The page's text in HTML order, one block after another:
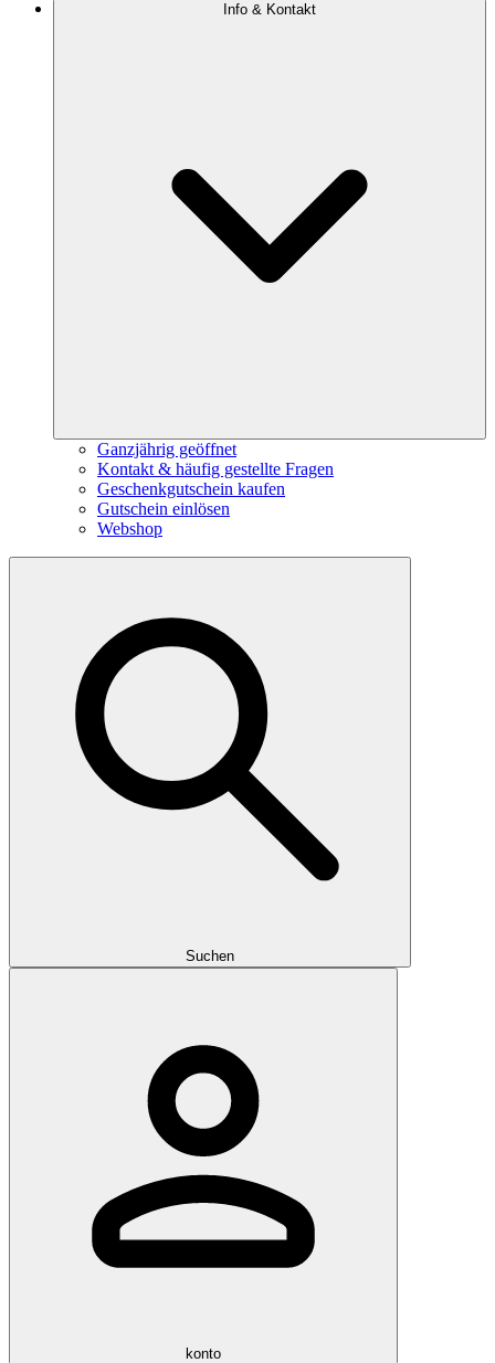
Info & Kontakt
Ganzjährig geöffnet
Kontakt & häufig gestellte Fragen
Geschenkgutschein kaufen
Gutschein einlösen
Webshop
Suchen
konto